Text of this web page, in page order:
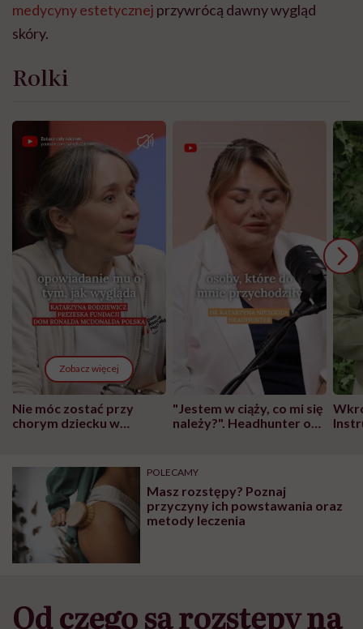
medycyny estetycznej przywrócą dawny wygląd
skóry.
Rolki
Zobacz więcej
Nie móc zostać przy
chorym dziecku w
może chyba tylko
głupota i brak
wyobraźni"
"Jestem w ciąży, co mi się
należy?". Headhunter o
pracy
POLECAMY
Masz rozstępy? Poznaj
przyczyny ich powstawania oraz
metody leczenia
Od czego są rozstępy na